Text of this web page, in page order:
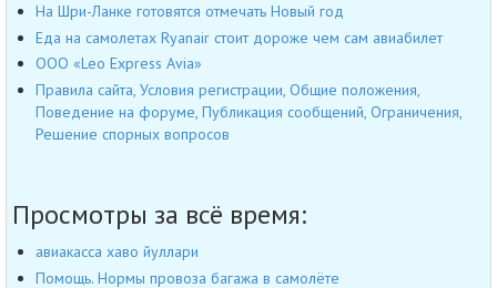
На Шри-Ланке готовятся отмечать Новый год
Еда на самолетах Ryanair стоит дороже чем сам авиабилет
OOO «Leo Express Avia»
Правила сайта, Условия регистрации, Общие положения,
Поведение на форуме, Публикация сообщений, Ограничения,
Решение спорных вопросов
Просмотры за всё время:
авиакасса хаво йуллари
Помощь. Нормы провоза багажа в самолёте